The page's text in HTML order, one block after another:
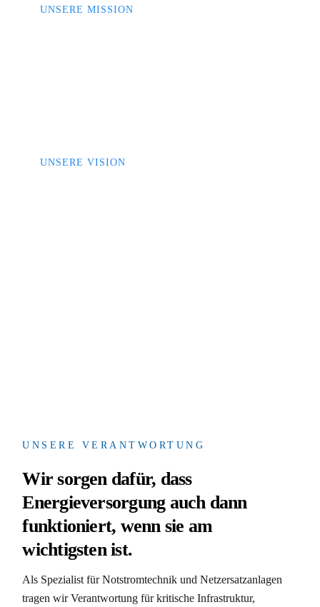
UNSERE MISSION
UNSERE VISION
UNSERE VERANTWORTUNG
Wir sorgen dafür, dass
Energieversorgung auch dann
funktioniert, wenn sie am
wichtigsten ist.
Als Spezialist für Notstromtechnik und Netzersatzanlagen
tragen wir Verantwortung für kritische Infrastruktur,